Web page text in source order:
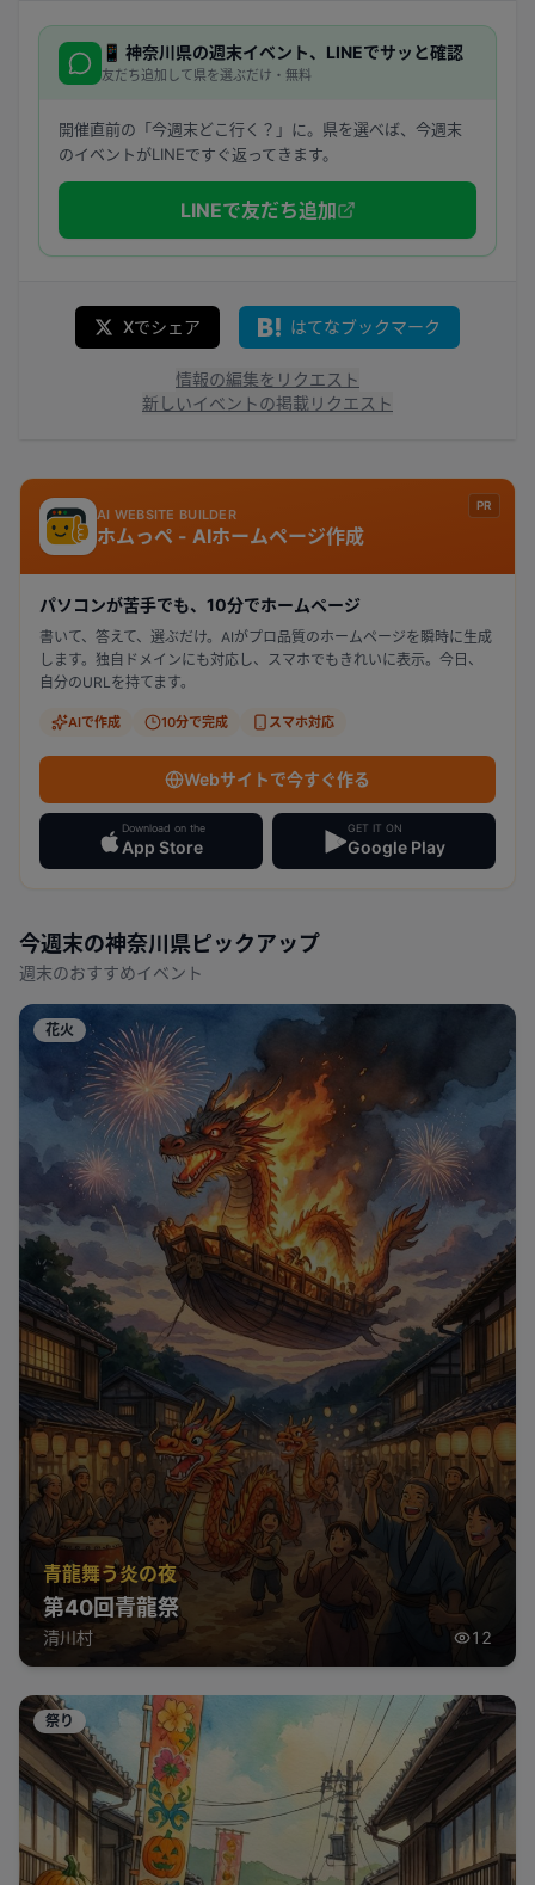
📱 神奈川県の週末イベント、LINEでサッと確認
友だち追加して県を選ぶだけ・無料
開催直前の「今週末どこ行く？」に。県を選べば、今週末
のイベントがLINEですぐ返ってきます。
LINEで友だち追加
Xでシェア はてなブックマーク
情報の編集をリクエスト
新しいイベントの掲載リクエスト
PR
AI WEBSITE BUILDER
ホムっぺ - AIホームページ作成
パソコンが苦手でも、10分でホームページ
書いて、答えて、選ぶだけ。AIがプロ品質のホームページを瞬時に生成
します。独自ドメインにも対応し、スマホでもきれいに表示。今日、
自分のURLを持てます。
AIで作成 10分で完成 スマホ対応
Webサイトで今すぐ作る
Download on the
App Store
GET IT ON
Google Play
今週末の神奈川県 ピックアップ
週末のおすすめイベント
花火
青龍舞う炎の夜
第40回青龍祭
清川村 12
祭り